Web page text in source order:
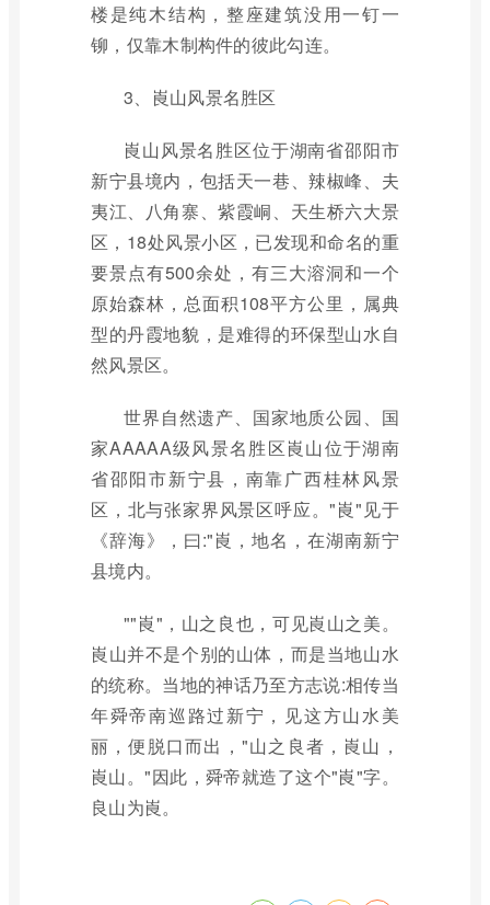
楼是纯木结构，整座建筑没用一钉一
铆，仅靠木制构件的彼此勾连。
3、崀山风景名胜区
崀山风景名胜区位于湖南省邵阳市
新宁县境内，包括天一巷、辣椒峰、夫
夷江、八角寨、紫霞峒、天生桥六大景
区，18处风景小区，已发现和命名的重
要景点有500余处，有三大溶洞和一个
原始森林，总面积108平方公里，属典
型的丹霞地貌，是难得的环保型山水自
然风景区。
世界自然遗产、国家地质公园、国
家AAAAA级风景名胜区崀山位于湖南
省邵阳市新宁县，南靠广西桂林风景
区，北与张家界风景区呼应。"崀"见于
《辞海》，曰:"崀，地名，在湖南新宁
县境内。
""崀"，山之良也，可见崀山之美。
崀山并不是个别的山体，而是当地山水
的统称。当地的神话乃至方志说:相传当
年舜帝南巡路过新宁，见这方山水美
丽，便脱口而出，"山之良者，崀山，
崀山。"因此，舜帝就造了这个"崀"字。
良山为崀。